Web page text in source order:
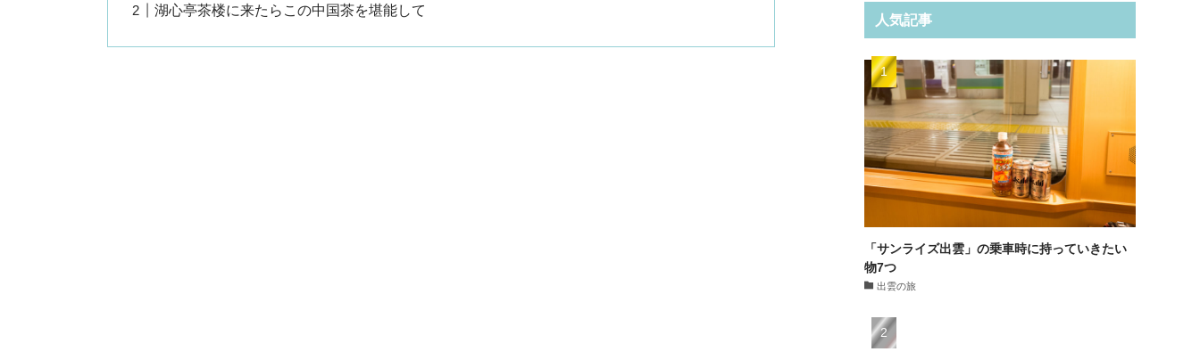
湖心亭茶楼に来たらこの中国茶を堪能して
人気記事
「サンライズ出雲」の乗車時に持っていきたい
物7つ
出雲の旅